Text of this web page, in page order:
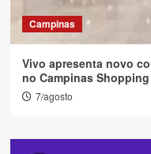
Campinas
Vivo apresenta novo
no Campinas Shopping
7/agosto